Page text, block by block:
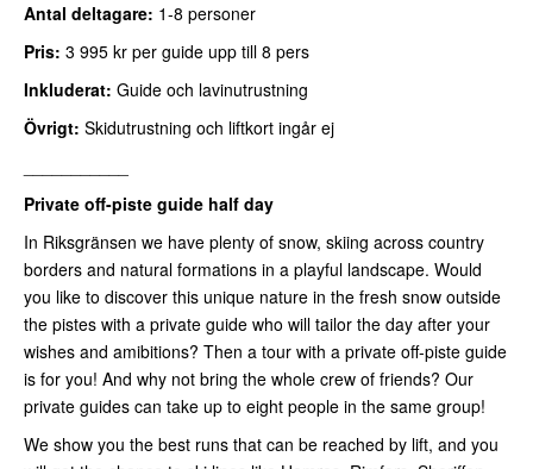
Antal deltagare: 1-8 personer
Pris: 3 995 kr per guide upp till 8 pers
Inkluderat: Guide och lavinutrustning
Övrigt: Skidutrustning och liftkort ingår ej
Private off-piste guide half day
In Riksgränsen we have plenty of snow, skiing across country
borders and natural formations in a playful landscape. Would
you like to discover this unique nature in the fresh snow outside
the pistes with a private guide who will tailor the day after your
wishes and amibitions? Then a tour with a private off-piste guide
is for you! And why not bring the whole crew of friends? Our
private guides can take up to eight people in the same group!
We show you the best runs that can be reached by lift, and you